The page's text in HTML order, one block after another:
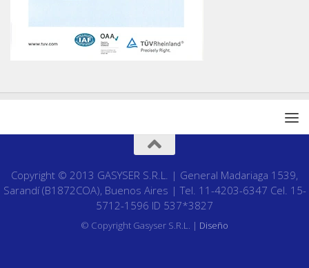
Copyright © 2013 GASYSER S.R.L. | General Madariaga 1539,
Sarandí (B1872COA), Buenos Aires | Tel. 11-4203-6347 Cel. 15-
5712-1596 ID 537*3827
© Copyright Gasyser S.R.L. | Diseño